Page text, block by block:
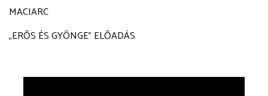
MACIARC
„ERŐS ÉS GYÖNGE” ELŐADÁS